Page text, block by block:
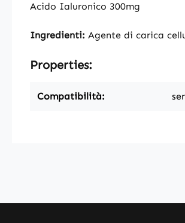
Acido Ialuronico 300mg
Ingredienti: Agente di carica
Properties:
Compatibilità: